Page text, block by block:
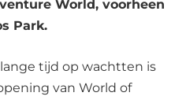
World, voorheen
Park.
tijd op wachtten is
van World of